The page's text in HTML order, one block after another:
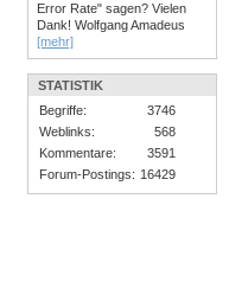
Error Rate" sagen? Vielen
Dank! Wolfgang Amadeus
[mehr]
STATISTIK
Begriffe:
3746
Weblinks:
568
Kommentare:
3591
Forum-Postings: 16429